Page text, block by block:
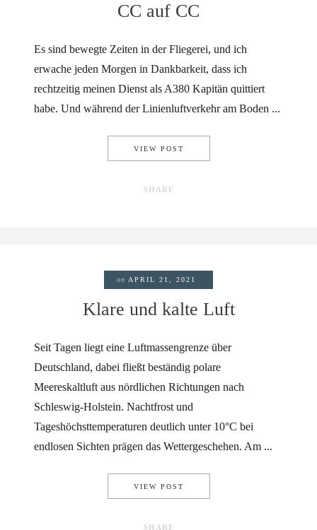
CC auf CC
Es sind bewegte Zeiten in der Fliegerei, und ich
erwache jeden Morgen in Dankbarkeit, dass ich
rechtzeitig meinen Dienst als A380 Kapitän quittiert
habe. Und während der Linienluftverkehr am Boden ...
VIEW POST
SHARE
on APRIL 21, 2021
Klare und kalte Luft
Seit Tagen liegt eine Luftmassengrenze über
Deutschland, dabei fließt beständig polare
Meereskaltluft aus nördlichen Richtungen nach
Schleswig-Holstein. Nachtfrost und
Tageshöchsttemperaturen deutlich unter 10°C bei
endlosen Sichten prägen das Wettergeschehen. Am ...
VIEW POST
SHARE